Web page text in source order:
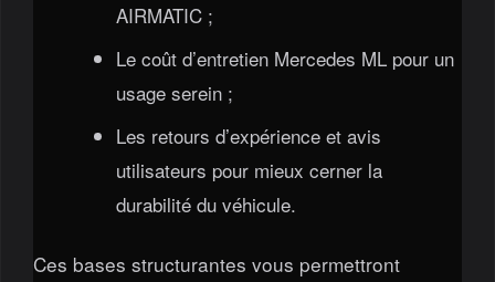
AIRMATIC ;
Le coût d’entretien Mercedes ML pour un
usage serein ;
Les retours d’expérience et avis
utilisateurs pour mieux cerner la
durabilité du véhicule.
Ces bases structurantes vous permettront